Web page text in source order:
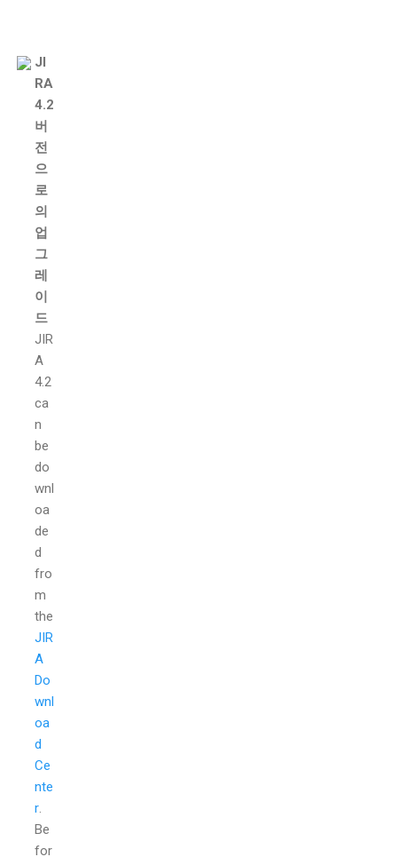
JI
RA
4.2
버
전
으
로
의
업
그
레
이
드
JIR
A
4.2
ca
n
be
do
wnl
oa
de
d
fro
m
the
JIR
A
Do
wnl
oa
d
Ce
nte
r
Be
for